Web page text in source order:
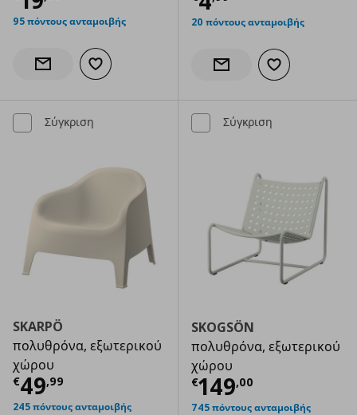
95 πόντους ανταμοιβής
Ενημέρωση διαθεσιμότητας
Προσθήκη στα αγαπημένα
20 πόντους ανταμοιβής
Ενημέρωση διαθεσιμότητας
Προσθήκη στα
Σύγκριση
SKARPÖ
πολυθρόνα, εξωτερικού
χώρου
€49,99
Τρέχουσα τιμή € 49,99
245 πόντους ανταμοιβής
Σύγκριση
SKOGSÖN
πολυθρόνα, εξωτερικού
χώρου
€149,00
Τρέχουσα
745 πόντους ανταμοιβής